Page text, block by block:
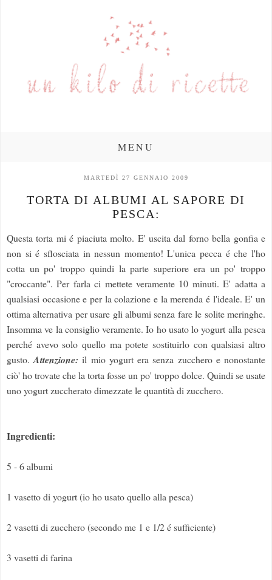
MENU
MARTEDÌ 27 GENNAIO 2009
TORTA DI ALBUMI AL SAPORE DI
PESCA:
Questa torta mi é piaciuta molto. E' uscita dal forno bella gonfia e
non si é sflosciata in nessun momento! L'unica pecca é che l'ho
cotta un po' troppo quindi la parte superiore era un po' troppo
"croccante". Per farla ci mettete veramente 10 minuti. E' adatta a
qualsiasi occasione e per la colazione e la merenda é l'ideale. E' un
ottima alternativa per usare gli albumi senza fare le solite meringhe.
Insomma ve la consiglio veramente. Io ho usato lo yogurt alla pesca
perché avevo solo quello ma potete sostituirlo con qualsiasi altro
gusto.Attenzione: il mio yogurt era senza zucchero e nonostante
ciò' ho trovate che la torta fosse un po' troppo dolce. Quindi se usate
uno yogurt zuccherato dimezzate le quantità di zucchero.
Ingredienti:
5 - 6 albumi
1 vasetto di yogurt (io ho usato quello alla pesca)
2 vasetti di zucchero (secondo me 1 e 1/2 é sufficiente)
3 vasetti di farina